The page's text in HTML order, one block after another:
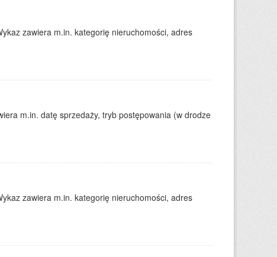
zawiera m.in. kategorię nieruchomości, adres
m.in. datę sprzedaży, tryb postępowania (w drodze
zawiera m.in. kategorię nieruchomości, adres